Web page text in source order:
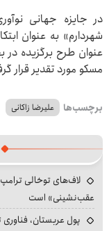
شهردارم» به عنوان
مسکو مورد تقدیر قرار
برچسب‌ها علیرضا زاکانی
لاف‌های توخالی
عقب‌نشینی» است
پول عربستان،